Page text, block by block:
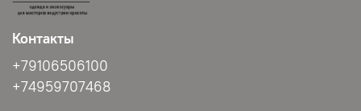
Контакты
+79106506100
+74959707468